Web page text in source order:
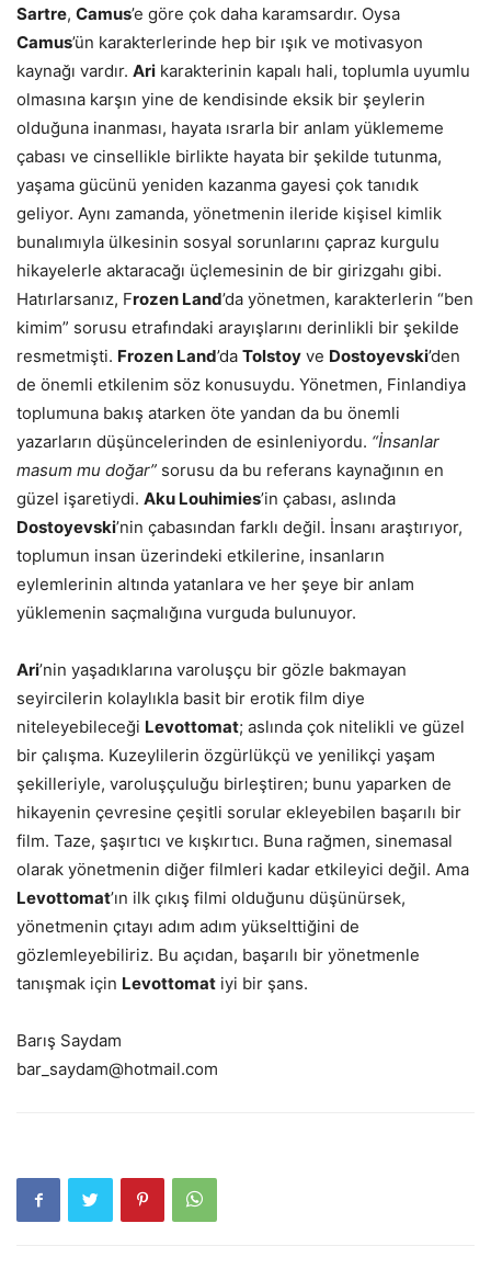
Sartre, Camus’e göre çok daha karamsardır. Oysa
Camus’ün karakterlerinde hep bir ışık ve motivasyon
kaynağı vardır. Ari karakterinin kapalı hali, toplumla uyumlu
olmasına karşın yine de kendisinde eksik bir şeylerin
olduğuna inanması, hayata ısrarla bir anlam yüklememe
çabası ve cinsellikle birlikte hayata bir şekilde tutunma,
yaşama gücünü yeniden kazanma gayesi çok tanıdık
geliyor. Aynı zamanda, yönetmenin ileride kişisel kimlik
bunalımıyla ülkesinin sosyal sorunlarını çapraz kurgulu
hikayelerle aktaracağı üçlemesinin de bir girizgahı gibi.
Hatırlarsanız, Frozen Land’da yönetmen, karakterlerin “ben
kimim” sorusu etrafındaki arayışlarını derinlikli bir şekilde
resmetmişti. Frozen Land’da Tolstoy ve Dostoyevski’den
de önemli etkilenim söz konusuydu. Yönetmen, Finlandiya
toplumuna bakış atarken öte yandan da bu önemli
yazarların düşüncelerinden de esinleniyordu. “İnsanlar
masum mu doğar” sorusu da bu referans kaynağının en
güzel işaretiydi. Aku Louhimies’in çabası, aslında
Dostoyevski’nin çabasından farklı değil. İnsanı araştırıyor,
toplumun insan üzerindeki etkilerine, insanların
eylemlerinin altında yatanlara ve her şeye bir anlam
yüklemenin saçmalığına vurguda bulunuyor.
Ari’nin yaşadıklarına varoluşçu bir gözle bakmayan
seyircilerin kolaylıkla basit bir erotik film diye
niteleyebileceği Levottomat; aslında çok nitelikli ve güzel
bir çalışma. Kuzeylilerin özgürlükçü ve yenilikçi yaşam
şekilleriyle, varoluşçuluğu birleştiren; bunu yaparken de
hikayenin çevresine çeşitli sorular ekleyebilen başarılı bir
film. Taze, şaşırtıcı ve kışkırtıcı. Buna rağmen, sinemasal
olarak yönetmenin diğer filmleri kadar etkileyici değil. Ama
Levottomat’ın ilk çıkış filmi olduğunu düşünürsek,
yönetmenin çıtayı adım adım yükselttiğini de
gözlemleyebiliriz. Bu açıdan, başarılı bir yönetmenle
tanışmak için Levottomat iyi bir şans.
Barış Saydam
bar_saydam@hotmail.com